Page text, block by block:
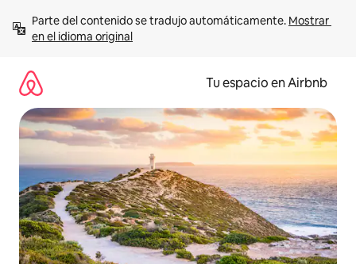
contenido
Parte del contenido se tradujo automáticamente. Mostrar
en el idioma original
Tu espacio en Airbnb